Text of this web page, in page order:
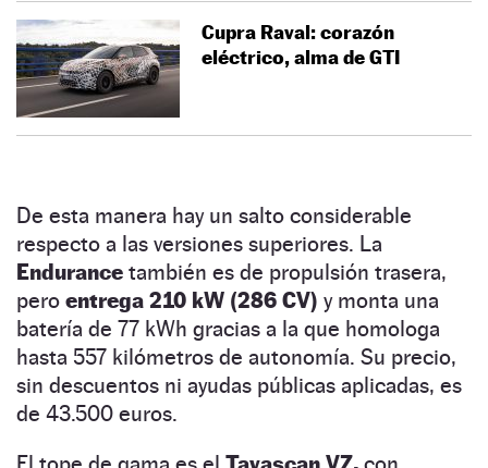
Cupra Raval: corazón
eléctrico, alma de GTI
De esta manera hay un salto considerable
respecto a las versiones superiores. La
Endurance también es de propulsión trasera,
pero entrega 210 kW (286 CV) y monta una
batería de 77 kWh gracias a la que homologa
hasta 557 kilómetros de autonomía. Su precio,
sin descuentos ni ayudas públicas aplicadas, es
de 43.500 euros.